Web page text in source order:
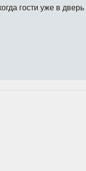
гости уже в дверь